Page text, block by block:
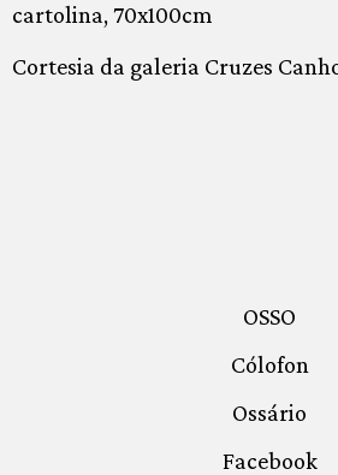
cartolina, 70x100cm
Cortesia da galeria Cruzes
OSSO
Cólofon
Ossário
Facebook